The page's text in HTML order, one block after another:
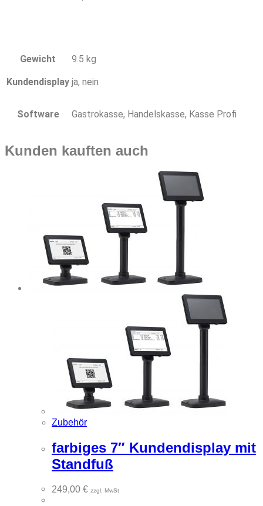
Gewicht 9.5 kg
Kundendisplay ja, nein
Software Gastrokasse, Handelskasse, Kasse Profi
Kunden kauften auch
Zubehör
farbiges 7″ Kundendisplay mit
Standfuß
249,00 € zzgl. MwSt